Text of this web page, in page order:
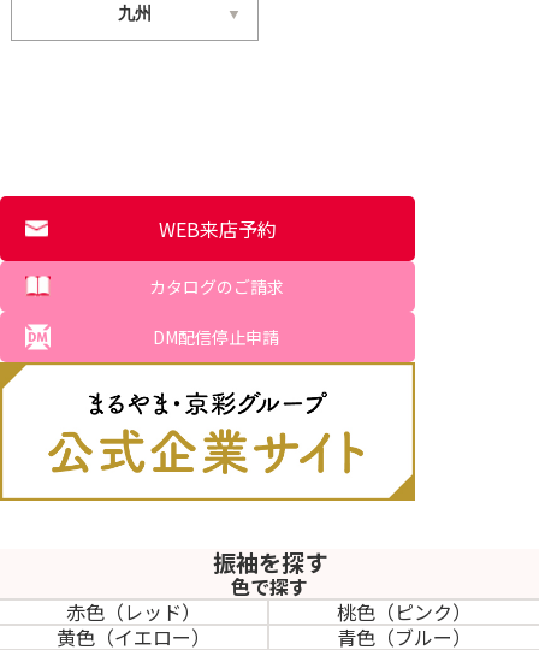
九州
WEB来店予約
カタログのご請求
DM配信停止申請
振袖を探す
色で探す
赤色（レッド）
桃色（ピンク）
黄色（イエロー）
青色（ブルー）